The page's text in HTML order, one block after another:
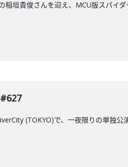
垣貴俊さんを迎え、MCU版スパイ
(TOKYO)で、一夜限りの単独公